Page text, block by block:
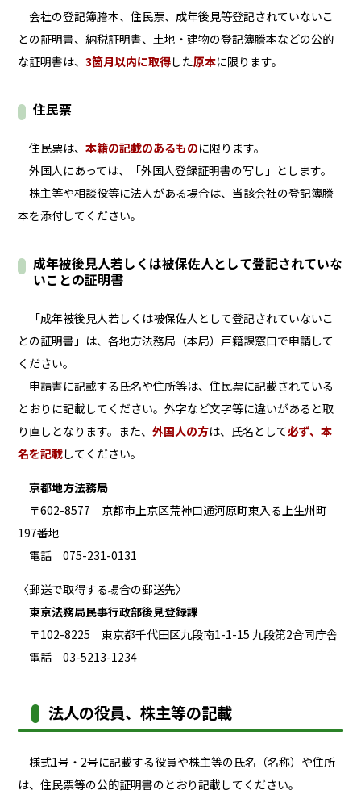
会社の登記簿謄本、住民票、成年後見等登記されていないこ
との証明書、納税証明書、土地・建物の登記簿謄本などの公的
な証明書は、3箇月以内に取得した原本に限ります。
住民票
住民票は、本籍の記載のあるものに限ります。
外国人にあっては、「外国人登録証明書の写し」とします。
株主等や相談役等に法人がある場合は、当該会社の登記簿謄
本を添付してください。
成年被後見人若しくは被保佐人として登記されていな
いことの証明書
「成年被後見人若しくは被保佐人として登記されていないこ
との証明書」は、各地方法務局（本局）戸籍課窓口で申請して
ください。
申請書に記載する氏名や住所等は、住民票に記載されている
とおりに記載してください。外字など文字等に違いがあると取
り直しとなります。また、外国人の方は、氏名として必ず、本
名を記載してください。
京都地方法務局
〒602-8577 京都市上京区荒神口通河原町東入る上生州町
197番地
電話 075-231-0131
〈郵送で取得する場合の郵送先〉
東京法務局民事行政部後見登録課
〒102-8225 東京都千代田区九段南1-1-15 九段第2合同庁舎
電話 03-5213-1234
法人の役員、株主等の記載
様式1号・2号に記載する役員や株主等の氏名（名称）や住所
は、住民票等の公的証明書のとおり記載してください。